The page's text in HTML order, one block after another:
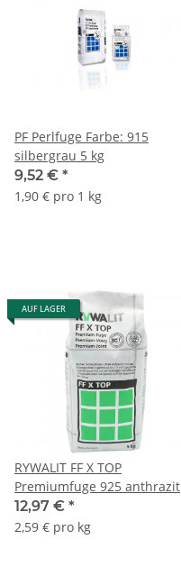
PF Perlfuge Farbe: 915
silbergrau 5 kg
9,52 € *
1,90 € pro 1 kg
AUF LAGER
RYWALIT FF X TOP
Premiumfuge 925 anthrazit
12,97 € *
2,59 € pro kg